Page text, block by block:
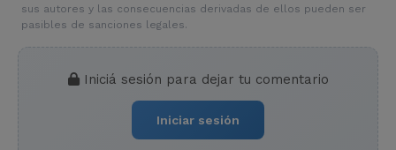
sus autores y las consecuencias derivadas de ellos pueden ser
pasibles de sanciones legales.
Iniciá sesión para dejar tu comentario
Iniciar sesión